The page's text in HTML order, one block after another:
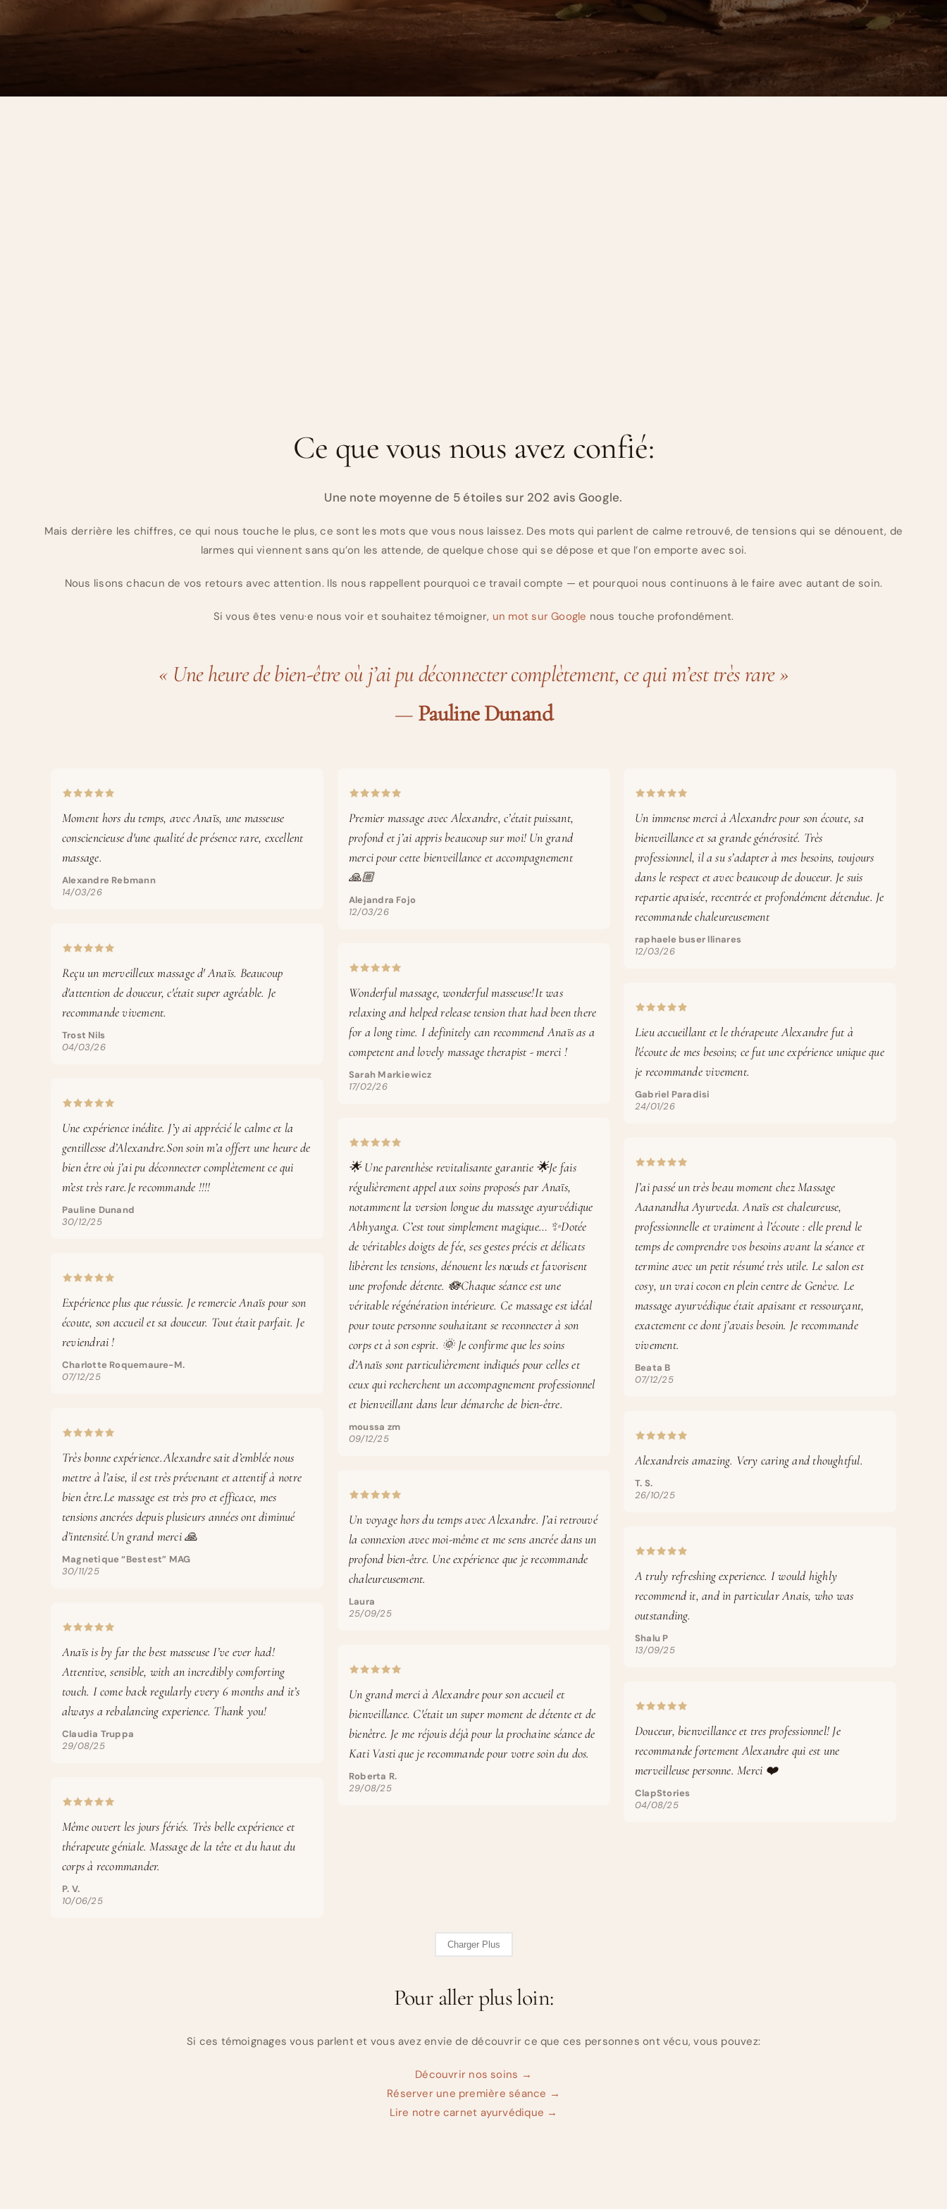
Ce que vous nous avez confié:
Une note moyenne de 5 étoiles sur 202 avis Google.
Mais derrière les chiffres, ce qui nous touche le plus, ce sont les mots que vous nous laissez. Des mots qui parlent de calme retrouvé, de tensions qui se dénouent, de
larmes qui viennent sans qu’on les attende, de quelque chose qui se dépose et que l’on emporte avec soi.
Nous lisons chacun de vos retours avec attention. Ils nous rappellent pourquoi ce travail compte — et pourquoi nous continuons à le faire avec autant de soin.
Si vous êtes venu·e nous voir et souhaitez témoigner, un mot sur Google nous touche profondément.
« Une heure de bien-être où j’ai pu déconnecter complètement, ce qui m’est très rare »
— Pauline Dunand
Moment hors du temps, avec Anaïs, une masseuse
consciencieuse d'une qualité de présence rare, excellent
massage.
Alexandre Rebmann
14/03/26
Premier massage avec Alexandre, c’était puissant,
profond et j’ai appris beaucoup sur moi! Un grand
merci pour cette bienveillance et accompagnement
🙏🏼
Alejandra Fojo
12/03/26
Un immense merci à Alexandre pour son écoute, sa
bienveillance et sa grande générosité. Très
professionnel, il a su s’adapter à mes besoins, toujours
dans le respect et avec beaucoup de douceur. Je suis
repartie apaisée, recentrée et profondément détendue. Je
recommande chaleureusement
raphaele buser llinares
12/03/26
Reçu un merveilleux massage d' Anaïs. Beaucoup
d'attention de douceur, c'était super agréable. Je
recommande vivement.
Trost Nils
04/03/26
Wonderful massage, wonderful masseuse!It was
relaxing and helped release tension that had been there
for a long time. I definitely can recommend Anaïs as a
competent and lovely massage therapist - merci !
Sarah Markiewicz
17/02/26
Lieu accueillant et le thérapeute Alexandre fut à
l'écoute de mes besoins; ce fut une expérience unique que
je recommande vivement.
Gabriel Paradisi
24/01/26
Une expérience inédite. J’y ai apprécié le calme et la
gentillesse d’Alexandre.Son soin m’a offert une heure de
bien être où j’ai pu déconnecter complètement ce qui
m’est très rare.Je recommande !!!!
Pauline Dunand
30/12/25
🌟 Une parenthèse revitalisante garantie 🌟Je fais
régulièrement appel aux soins proposés par Anaïs,
notamment la version longue du massage ayurvédique
Abhyanga. C’est tout simplement magique… ✨Dotée
de véritables doigts de fée, ses gestes précis et délicats
libèrent les tensions, dénouent les nœuds et favorisent
une profonde détente. 🪷Chaque séance est une
véritable régénération intérieure. Ce massage est idéal
pour toute personne souhaitant se reconnecter à son
corps et à son esprit. 🌞 Je confirme que les soins
d’Anaïs sont particulièrement indiqués pour celles et
ceux qui recherchent un accompagnement professionnel
et bienveillant dans leur démarche de bien-être.
moussa zm
09/12/25
J’ai passé un très beau moment chez Massage
Aaanandha Ayurveda. Anaïs est chaleureuse,
professionnelle et vraiment à l’écoute : elle prend le
temps de comprendre vos besoins avant la séance et
termine avec un petit résumé très utile. Le salon est
cosy, un vrai cocon en plein centre de Genève. Le
massage ayurvédique était apaisant et ressourçant,
exactement ce dont j’avais besoin. Je recommande
vivement.
Beata B
07/12/25
Expérience plus que réussie. Je remercie Anaïs pour son
écoute, son accueil et sa douceur. Tout était parfait. Je
reviendrai !
Charlotte Roquemaure-M.
07/12/25
Très bonne expérience.Alexandre sait d’emblée nous
mettre à l’aise, il est très prévenant et attentif à notre
bien être.Le massage est très pro et efficace, mes
tensions ancrées depuis plusieurs années ont diminué
d’intensité.Un grand merci 🙏
Magnetique “Bestest” MAG
30/11/25
Alexandreis amazing. Very caring and thoughtful.
T. S.
26/10/25
Un voyage hors du temps avec Alexandre. J’ai retrouvé
la connexion avec moi-même et me sens ancrée dans un
profond bien-être. Une expérience que je recommande
chaleureusement.
Laura
25/09/25
A truly refreshing experience. I would highly
recommend it, and in particular Anais, who was
outstanding.
Shalu P
13/09/25
Anaïs is by far the best masseuse I’ve ever had!
Attentive, sensible, with an incredibly comforting
touch. I come back regularly every 6 months and it’s
always a rebalancing experience. Thank you!
Claudia Truppa
29/08/25
Un grand merci à Alexandre pour son accueil et
bienveillance. C'était un super moment de détente et de
bienêtre. Je me réjouis déjà pour la prochaine séance de
Kati Vasti que je recommande pour votre soin du dos.
Roberta R.
29/08/25
Douceur, bienveillance et tres professionnel! Je
recommande fortement Alexandre qui est une
merveilleuse personne. Merci ❤️
ClapStories
04/08/25
Même ouvert les jours fériés. Très belle expérience et
thérapeute géniale. Massage de la tête et du haut du
corps à recommander.
P. V.
10/06/25
Charger Plus
Pour aller plus loin:
Si ces témoignages vous parlent et vous avez envie de découvrir ce que ces personnes ont vécu, vous pouvez:
Découvrir nos soins →
Réserver une première séance →
Lire notre carnet ayurvédique →